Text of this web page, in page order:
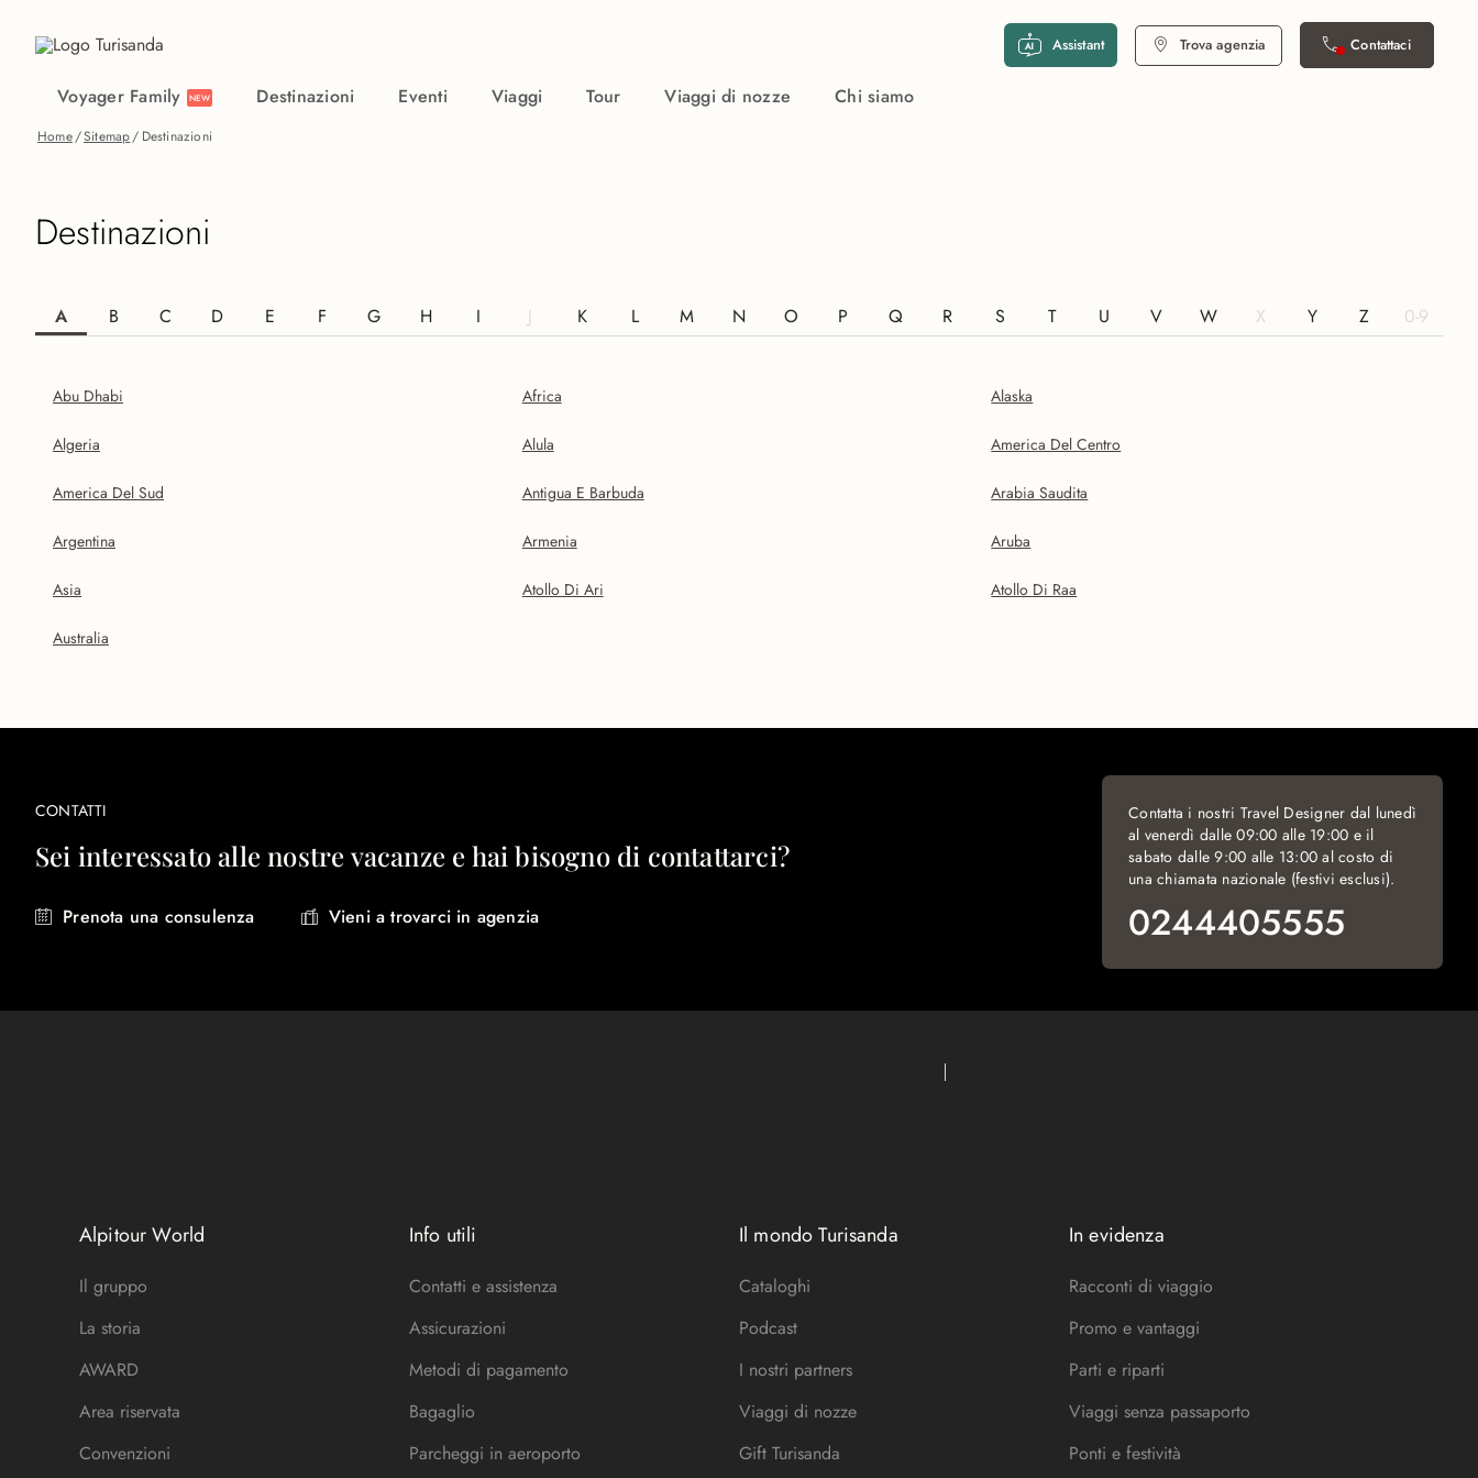
Assistant Trova agenzia Contattaci
Voyager Family NEW Destinazioni Eventi Viaggi Tour Viaggi di nozze Chi siamo
Home/Sitemap/ Destinazioni
Destinazioni
A B C D E F G H I J K L M N O P Q R S T U V W X Y Z 0-9
Abu Dhabi Africa Alaska
Algeria Alula America Del Centro
America Del Sud Antigua E Barbuda Arabia Saudita
Argentina Armenia Aruba
Asia Atollo Di Ari Atollo Di Raa
Australia
CONTATTI
Sei interessato alle nostre vacanze e hai bisogno di contattarci?
Prenota una consulenza Vieni a trovarci in agenzia
Contatta i nostri Travel Designer dal lunedì
al venerdì dalle 09:00 alle 19:00 e il
sabato dalle 9:00 alle 13:00 al costo di
una chiamata nazionale (festivi esclusi).
0244405555
Alpitour World
Il gruppo
La storia
AWARD
Area riservata
Convenzioni
Info utili
Contatti e assistenza
Assicurazioni
Metodi di pagamento
Bagaglio
Parcheggi in aeroporto
Il mondo Turisanda
Cataloghi
Podcast
I nostri partners
Viaggi di nozze
Gift Turisanda
In evidenza
Racconti di viaggio
Promo e vantaggi
Parti e riparti
Viaggi senza passaporto
Ponti e festività